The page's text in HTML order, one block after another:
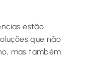
estão
que não
mas também